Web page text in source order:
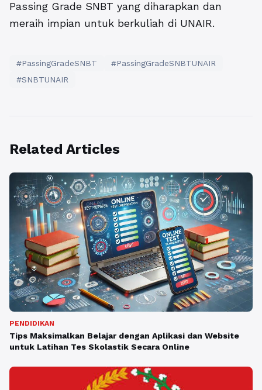
Passing Grade SNBT yang diharapkan dan
meraih impian untuk berkuliah di UNAIR.
#PassingGradeSNBT
#PassingGradeSNBTUNAIR
#SNBTUNAIR
Related Articles
PENDIDIKAN
Tips Maksimalkan Belajar dengan Aplikasi dan Website
untuk Latihan Tes Skolastik Secara Online